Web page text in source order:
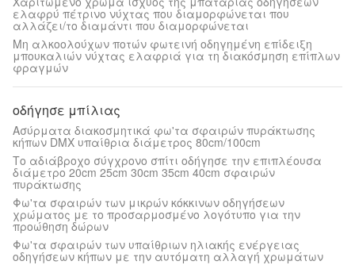
ελαφρύ πέτρινο νύχτας που διαμορφώνεται που
αλλάζει/το διαμάντι που διαμορφώνεται
Μη αλκοολούχων ποτών φωτεινή οδηγημένη επίδειξη
μπουκαλιών νύχτας ελαφριά για τη διακόσμηση επίπλων
φραγμών
οδήγησε μπίλιας
Ασύρματα διακοσμητικά φω'τα σφαιρών πυράκτωσης
κήπων DMX υπαίθρια διάμετρος 80cm/100cm
Το αδιάβροχο σύγχρονο σπίτι οδήγησε την επιπλέουσα
διάμετρο 20cm 25cm 30cm 35cm 40cm σφαιρών
πυράκτωσης
Φω'τα σφαιρών των μικρών κόκκινων οδηγήσεων
χρώματος με το προσαρμοσμένο λογότυπο για την
προώθηση δώρων
Φω'τα σφαιρών των υπαίθριων ηλιακής ενέργειας
οδηγήσεων κήπων με την αυτόματη αλλαγή χρωμάτων